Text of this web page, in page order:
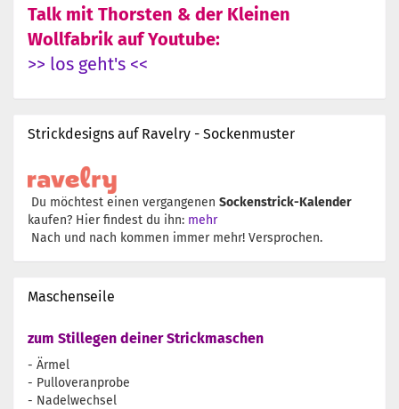
Talk mit Thorsten & der Kleinen
Wollfabrik auf Youtube:
>> los geht's <<
Strickdesigns auf Ravelry - Sockenmuster
Du möchtest einen vergangenen Sockenstrick-Kalender
kaufen? Hier findest du ihn: mehr
Nach und nach kommen immer mehr! Versprochen.
Maschenseile
zum Stillegen deiner Strickmaschen
- Ärmel
- Pulloveranprobe
- Nadelwechsel